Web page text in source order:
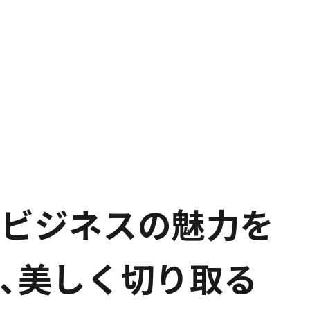
ビジネスの魅力を
､美し く 切り取る